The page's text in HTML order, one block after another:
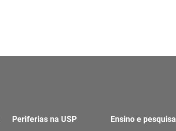
Periferias na USP
Ensino e pesquisa